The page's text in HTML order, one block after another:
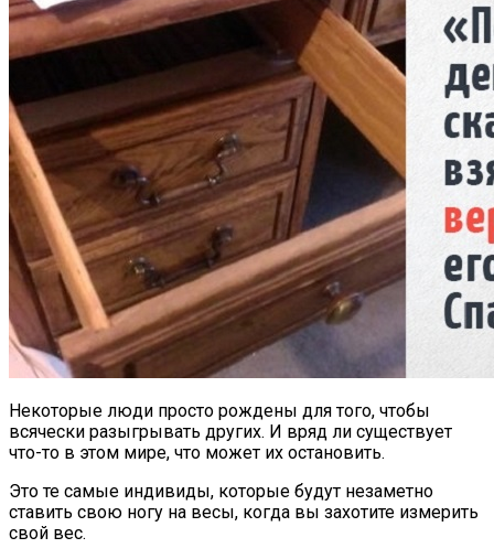
Некоторые люди просто рождены для того, чтобы
всячески разыгрывать других. И вряд ли существует
что-то в этом мире, что может их остановить.
Это те самые индивиды, которые будут незаметно
ставить свою ногу на весы, когда вы захотите измерить
свой вес.